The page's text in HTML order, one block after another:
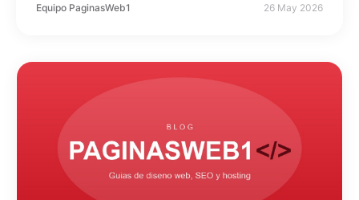
Equipo PaginasWeb1 26 May 2026